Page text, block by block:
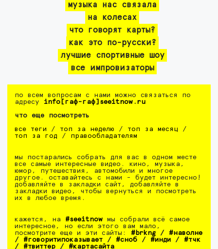
музыка нас связала
на колесах
что говорят карты?
как это по-русски?
лучшие спортивные шоу
все импровизаторы
по всем вопросам с нами можно связаться по
адресу info[гаф-гаф]seeitnow.ru
что еще посмотреть
все теги / топ за неделю / топ за месяц /
топ за год / правообладателям
мы постарались собрать для вас в одном месте
все самые интересные видео. кино, музыка,
юмор, путешествия, автомобили и многое
другое. оставайтесь с нами - будет интересно!
добавляйте в закладки сайт, добавляйте в
закладки видео, чтобы вернуться и посмотреть
их в любое время.
кажется, на #seeitnow мы собрали всё самое
интересное, но если этого вам мало,
посмотрите еще и эти сайты: #brkng / #наволне
/ #говоритипоказывает / #сноб / #инди / #тчк
/ #твиттер / #картасайта